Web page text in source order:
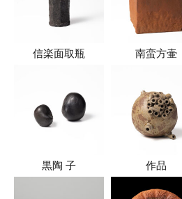
信楽面取瓶 南蛮方壷
黒陶 子 作品